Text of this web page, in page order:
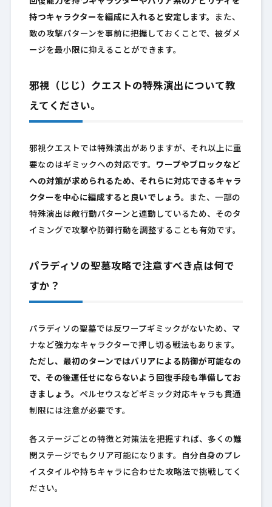
持つキャラクターを編成に入れると安定します。 また、
敵の攻撃パターンを事前に把握しておくことで、被ダメ
ージを最小限に抑えることができます。
邪視（じじ）クエストの特殊演出について教
えてください。
邪視クエストでは特殊演出がありますが、それ以上に重
要なのはギミックへの対応です。 ワープやブロックなど
への対策が求められるため、それらに対応できるキャラ
クターを中心に編成すると良いでしょう。 また、一部の
特殊演出は敵行動パターンと連動しているため、そのタ
イミングで攻撃や防御行動を調整することも有効です。
パラディソの聖墓攻略で注意すべき点は何で
すか？
パラディソの聖墓では反ワープギミックがないため、マ
ナなど強力なキャラクターで押し切る戦法もあります。
ただし、最初のターンではバリアによる防御が可能なの
で、その後運任せにならないよう回復手段も準備してお
きましょう。 ペルセウスなどギミック対応キャラも貫通
制限には注意が必要です。
各ステージごとの特徴と対策法を把握すれば、多くの難
関ステージでもクリア可能になります。自分自身のプレ
イスタイルや持ちキャラに合わせた攻略法で挑戦してく
ださい。